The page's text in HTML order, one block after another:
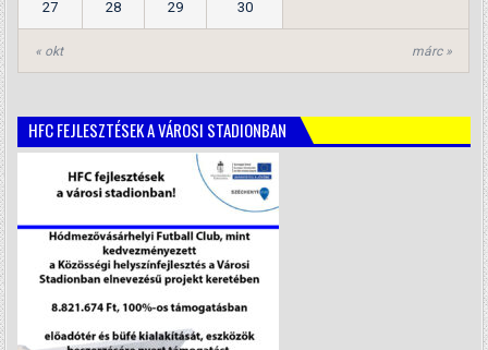
« okt márc »
27 28 29 30
HFC FEJLESZTÉSEK A VÁROSI STADIONBAN